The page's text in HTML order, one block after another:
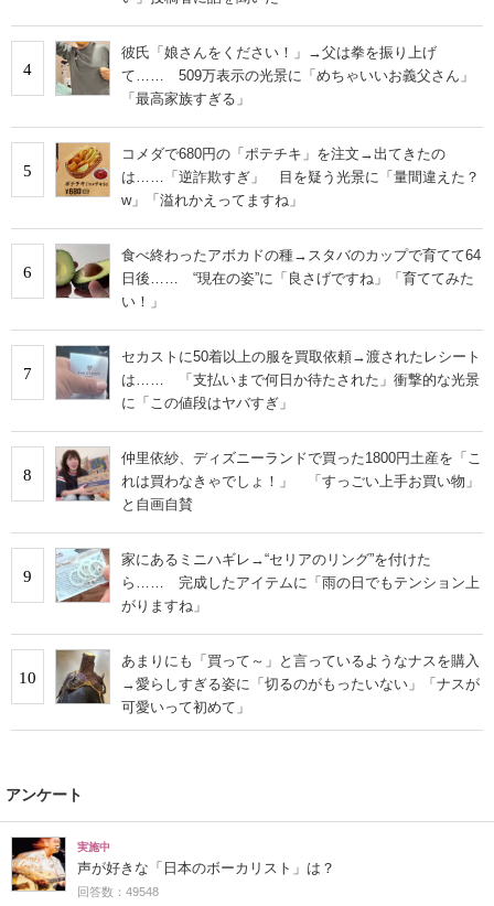
4
彼氏「娘さんをください！」→父は拳を振り上げ
て…… 509万表示の光景に「めちゃいいお義父さん」
「最高家族すぎる」
5
コメダで680円の「ポテチキ」を注文→出てきたの
は……「逆詐欺すぎ」 目を疑う光景に「量間違えた？
w」「溢れかえってますね」
6
食べ終わったアボカドの種→スタバのカップで育てて64
日後…… “現在の姿”に「良さげですね」「育ててみた
い！」
7
セカストに50着以上の服を買取依頼→渡されたレシート
は…… 「支払いまで何日か待たされた」衝撃的な光景
に「この値段はヤバすぎ」
8
仲里依紗、ディズニーランドで買った1800円土産を「こ
れは買わなきゃでしょ！」 「すっごい上手お買い物」
と自画自賛
9
家にあるミニハギレ→“セリアのリング”を付けた
ら…… 完成したアイテムに「雨の日でもテンション上
がりますね」
10
あまりにも「買って～」と言っているようなナスを購入
→愛らしすぎる姿に「切るのがもったいない」「ナスが
可愛いって初めて」
アンケート
実施中
声が好きな「日本のボーカリスト」は？
回答数：49548